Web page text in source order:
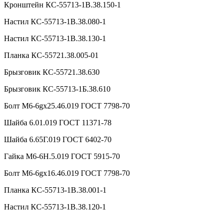
Кронштейн КС-55713-1В.38.150-1
Настил КС-55713-1В.38.080-1
Настил КС-55713-1В.38.130-1
Планка КС-55721.38.005-01
Брызговик КС-55721.38.630
Брызговик КС-55713-1Б.38.610
Болт М6-6gx25.46.019 ГОСТ 7798-70
Шайба 6.01.019 ГОСТ 11371-78
Шайба 6.65Г.019 ГОСТ 6402-70
Гайка М6-6Н.5.019 ГОСТ 5915-70
Болт М6-6gx16.46.019 ГОСТ 7798-70
Планка КС-55713-1В.38.001-1
Настил КС-55713-1В.38.120-1